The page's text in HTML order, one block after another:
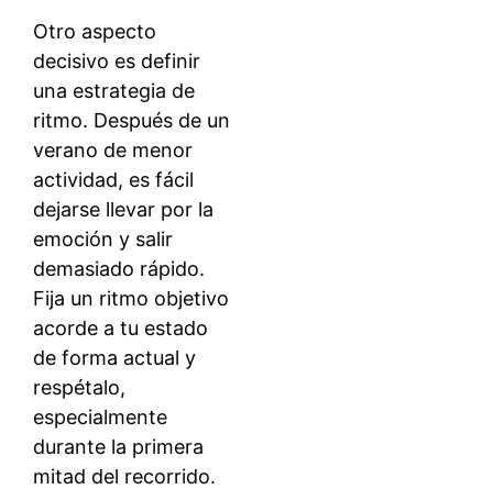
Otro aspecto
decisivo es definir
una estrategia de
ritmo. Después de un
verano de menor
actividad, es fácil
dejarse llevar por la
emoción y salir
demasiado rápido.
Fija un ritmo objetivo
acorde a tu estado
de forma actual y
respétalo,
especialmente
durante la primera
mitad del recorrido.